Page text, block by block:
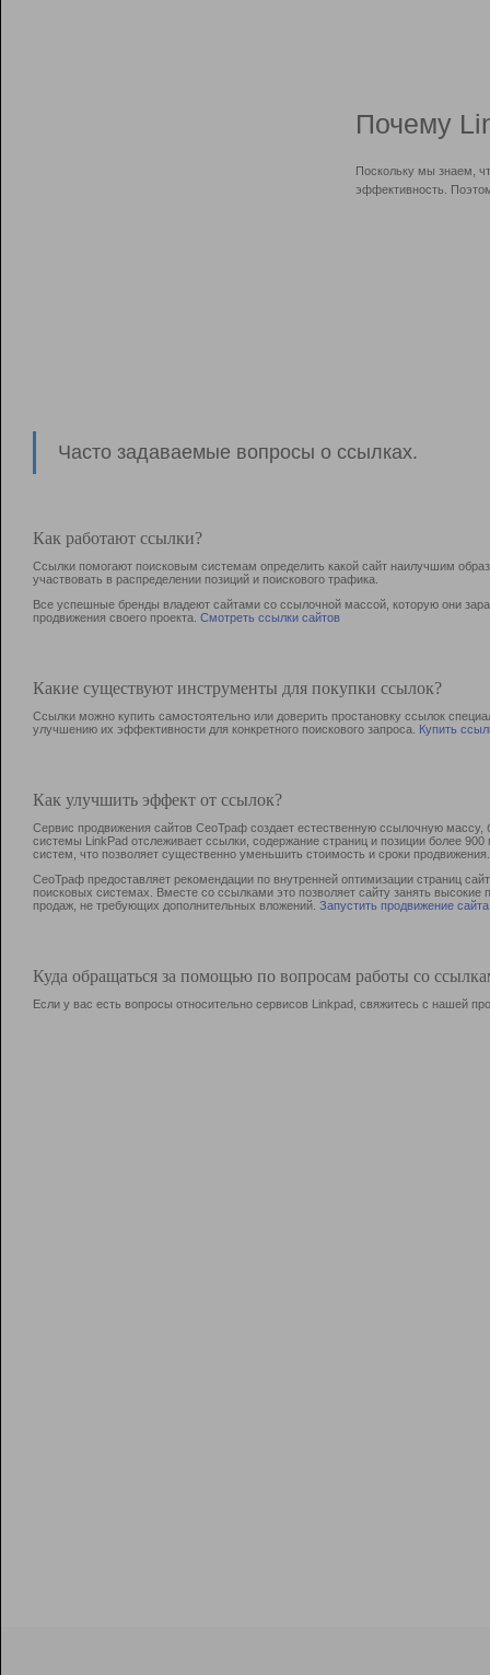
Почему
Поскольку мы знаем,
эффективность.
Часто задаваемые вопросы о ссылках.
Как работают ссылки?
Ссылки помогают поисковым системам определить какой сайт наилучшим
участвовать в раcпределении позиций и поискового трафика.
Все успешные бренды владеют сайтами со ссылочной массой, которую они
продвижения своего проекта. Смотреть ссылки сайтов
Какие существуют инструменты для покупки ссылок?
Ссылки можно купить самостоятельно или доверить простановку ссылок
улучшению их эффективности для конкретного поискового запроса. Купить
Как улучшить эффект от ссылок?
Сервис продвижения сайтов СеоТраф создает естественную ссылочную
системы LinkPad отслеживает ссылки, содержание страниц и позиции более
систем, что позволяет существенно уменьшить стоимость и сроки продвижения.
СеоТраф предоставляет рекомендации по внутренней оптимизации страниц
поисковых системах. Вместе со ссылками это позволяет сайту занять
продаж, не требующих дополнительных вложений. Запустить продвижение сайта
Куда обращаться за помощью по вопросам работы со
Если у вас есть вопросы относительно сервисов Linkpad, свяжитесь с нашей